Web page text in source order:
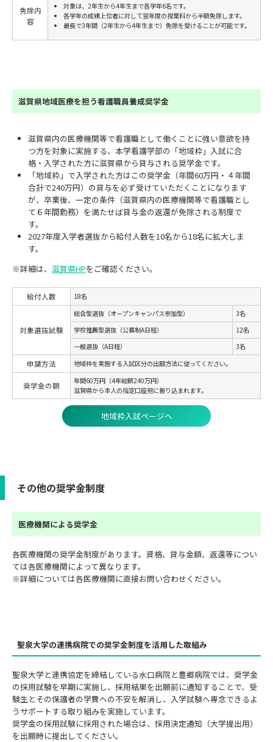
免除内
容
対象は、2年生から4年生まで各学年6名です。
各学年の成績上位者に対して翌年度の授業料から半額免除します。
最長で3年間（2年生から4年生まで）免除を受けることが可能です。
滋賀県地域医療を担う看護職員養成奨学金
滋賀県内の医療機関等で看護職として働くことに強い意欲を持
つ方を対象に実施する、本学看護学部の「地域枠」入試に合
格・入学された方に滋賀県から貸与される奨学金です。
「地域枠」で入学された方はこの奨学金（年間60万円・４年間
合計で240万円）の貸与を必ず受けていただくことになります
が、卒業後、一定の条件（滋賀県内の医療機関等で看護職とし
て６年間勤務）を満たせば貸与金の返還が免除される制度で
す。
2027年度入学者選抜から給付人数を10名から18名に拡大しま
す。
※詳細は、 滋賀県HPをご確認ください。
給付人数 18名
対象選抜試験
総合型選抜（オープンキャンパス参加型）
3名
学校推薦型選抜（公募制A日程）
12名
一般選抜（A日程）
3名
申請方法 地域枠を実施する入試区分の出願方法に従ってください。
奨学金の額
年間60万円（4年総額240万円）
滋賀県から本人の指定口座宛に振り込まれます。
地域枠入試ページへ
その他の奨学金制度
医療機関による奨学金
各医療機関の奨学金制度があります。資格、貸与金額、返還等につい
ては各医療機関によって異なります。
※詳細については各医療機関に直接お問い合わせください。
聖泉大学の連携病院での奨学金制度を活用した取組み
聖泉大学と連携協定を締結している水口病院と豊郷病院では、奨学金
の採用試験を早期に実施し、採用結果を出願前に通知することで、受
験生とその保護者の学費への不安を解消し、入学試験へ専念できるよ
うサポートする取り組みを実施しています。
奨学金の採用試験に採用された場合は、採用決定通知（大学提出用）
を出願時に提出してください。